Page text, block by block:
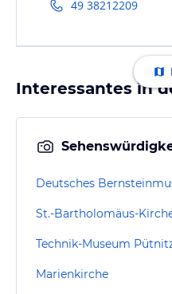
49 38212209
Interessantes in
Deutsches
St.-Bartholomäus-
Technik-Museum
Marienkirche